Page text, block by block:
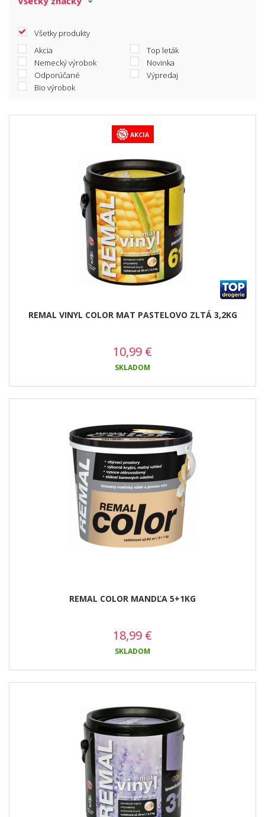
Všetky produkty
Akcia
Top leták
Nemecký výrobok
Novinka
Odporúčané
Výpredaj
Bio výrobok
AKCIA
REMAL VINYL COLOR MAT PASTELOVO ZLTÁ 3,2KG
10,99 €
SKLADOM
REMAL COLOR MANDĽA 5+1KG
18,99 €
SKLADOM